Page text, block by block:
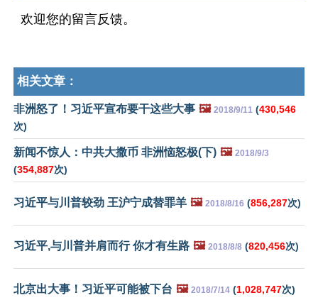
欢迎您的留言反馈。
相关文章：
非洲怒了！习近平宣布要干这些大事 🖼️ 2018/9/11 (430,546
次)
新闻不惊人：中共大撒币 非洲恼怒极(下) 🖼️ 2018/9/3
(354,887次)
习近平与川普较劲 王沪宁成替罪羊 🖼️ 2018/8/16 (856,287次)
习近平,与川普并肩而行 你才有生路 🖼️ 2018/8/8 (820,456次)
北京出大事！习近平可能被下台 🖼️ 2018/7/14 (1,028,747次)